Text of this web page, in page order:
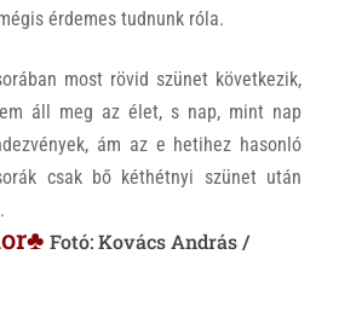
érdemes tudnunk róla.
most rövid szünet következik,
áll meg az élet, s nap, mint nap
ám az e hetihez hasonló
csak bő kéthétnyi szünet után
Fotó: Kovács András /